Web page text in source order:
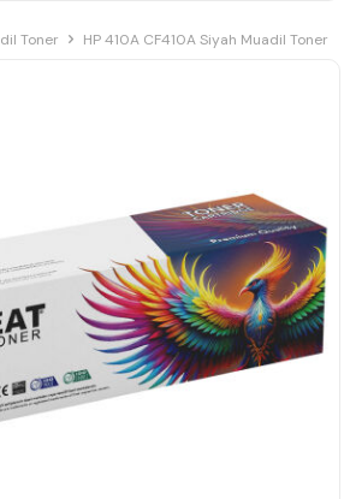
Toner HP 410A CF410A Siyah Muadil Toner